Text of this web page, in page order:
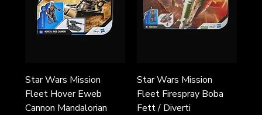
Star Wars Mission
Fleet Hover Eweb
Cannon Mandalorian
Star Wars Mission
Fleet Firespray Boba
Fett / Diverti